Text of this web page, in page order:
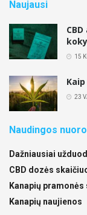
Naujausi
15
23
Naudingos
Dažniausiai
CBD dozės
Kanapių
Kanapių naujienos